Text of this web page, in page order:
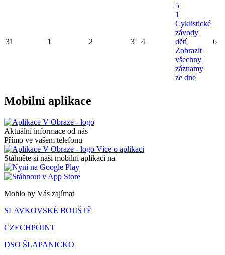
31 1 2 3 4
5
1
Cyklistické
závody
dětí
Zobrazit
všechny
záznamy
ze dne
6
Mobilní aplikace
Aktuální informace od nás
Přímo ve vašem telefonu
Více o aplikaci
Stáhněte si naši mobilní aplikaci na
Mohlo by Vás zajímat
SLAVKOVSKÉ BOJIŠTĚ
CZECHPOINT
DSO ŠLAPANICKO